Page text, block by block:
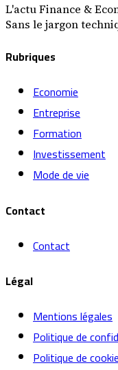
L'actu Finance &
Sans le jargon
Rubriques
Economie
Entreprise
Formation
Investissement
Mode de vie
Contact
Contact
Légal
Mentions légales
Politique de
Politique de